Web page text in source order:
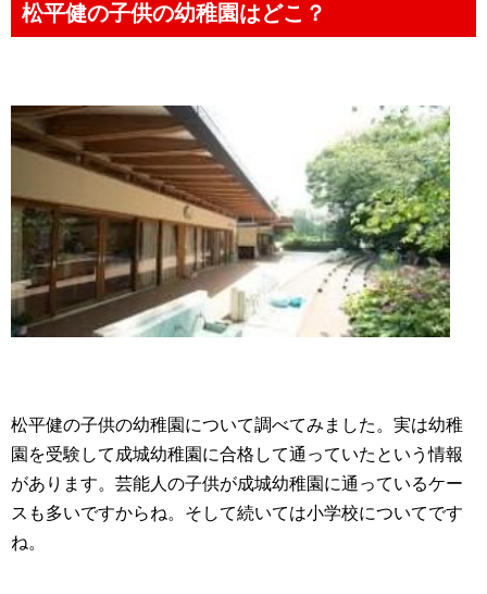
松平健の子供の幼稚園はどこ？
松平健の子供の幼稚園について調べてみました。実は幼稚
園を受験して成城幼稚園に合格して通っていたという情報
があります。芸能人の子供が成城幼稚園に通っているケー
スも多いですからね。そして続いては小学校についてです
ね。